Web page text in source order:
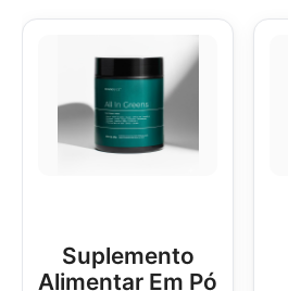
Suplemento
Alimentar Em Pó